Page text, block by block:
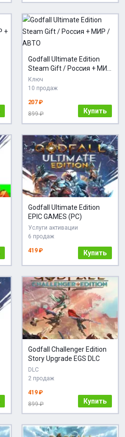
Godfall Ultimate Edition
Steam Gift / Россия + МИР
/ АВТО
Ключ
10 продаж
207 ₽
899 ₽
Купить
Godfall Ultimate Edition
EPIC GAMES (PC)
Услуги активации
6 продаж
419 ₽ Купить
Godfall Challenger Edition
Story Upgrade EGS DLC
DLC
2 продаж
419 ₽
899 ₽
Купить